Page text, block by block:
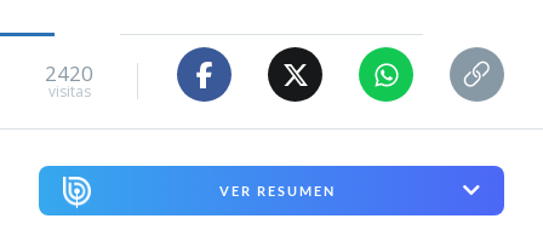
2420
visitas
VER RESUMEN